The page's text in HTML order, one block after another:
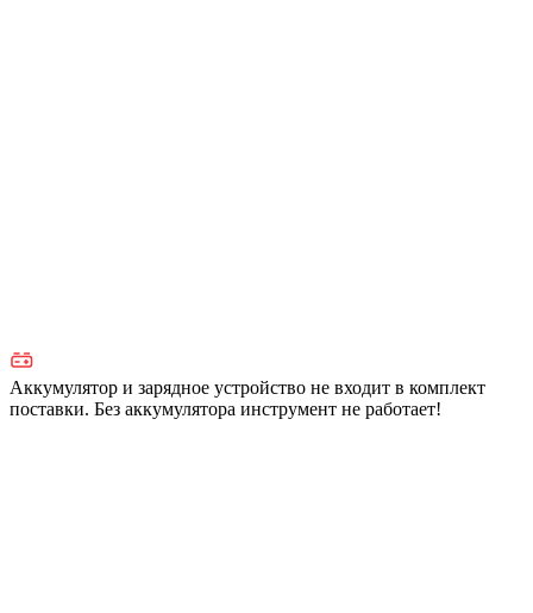
Аккумулятор и зарядное устройство не входит в комплект
поставки. Без аккумулятора инструмент не работает!